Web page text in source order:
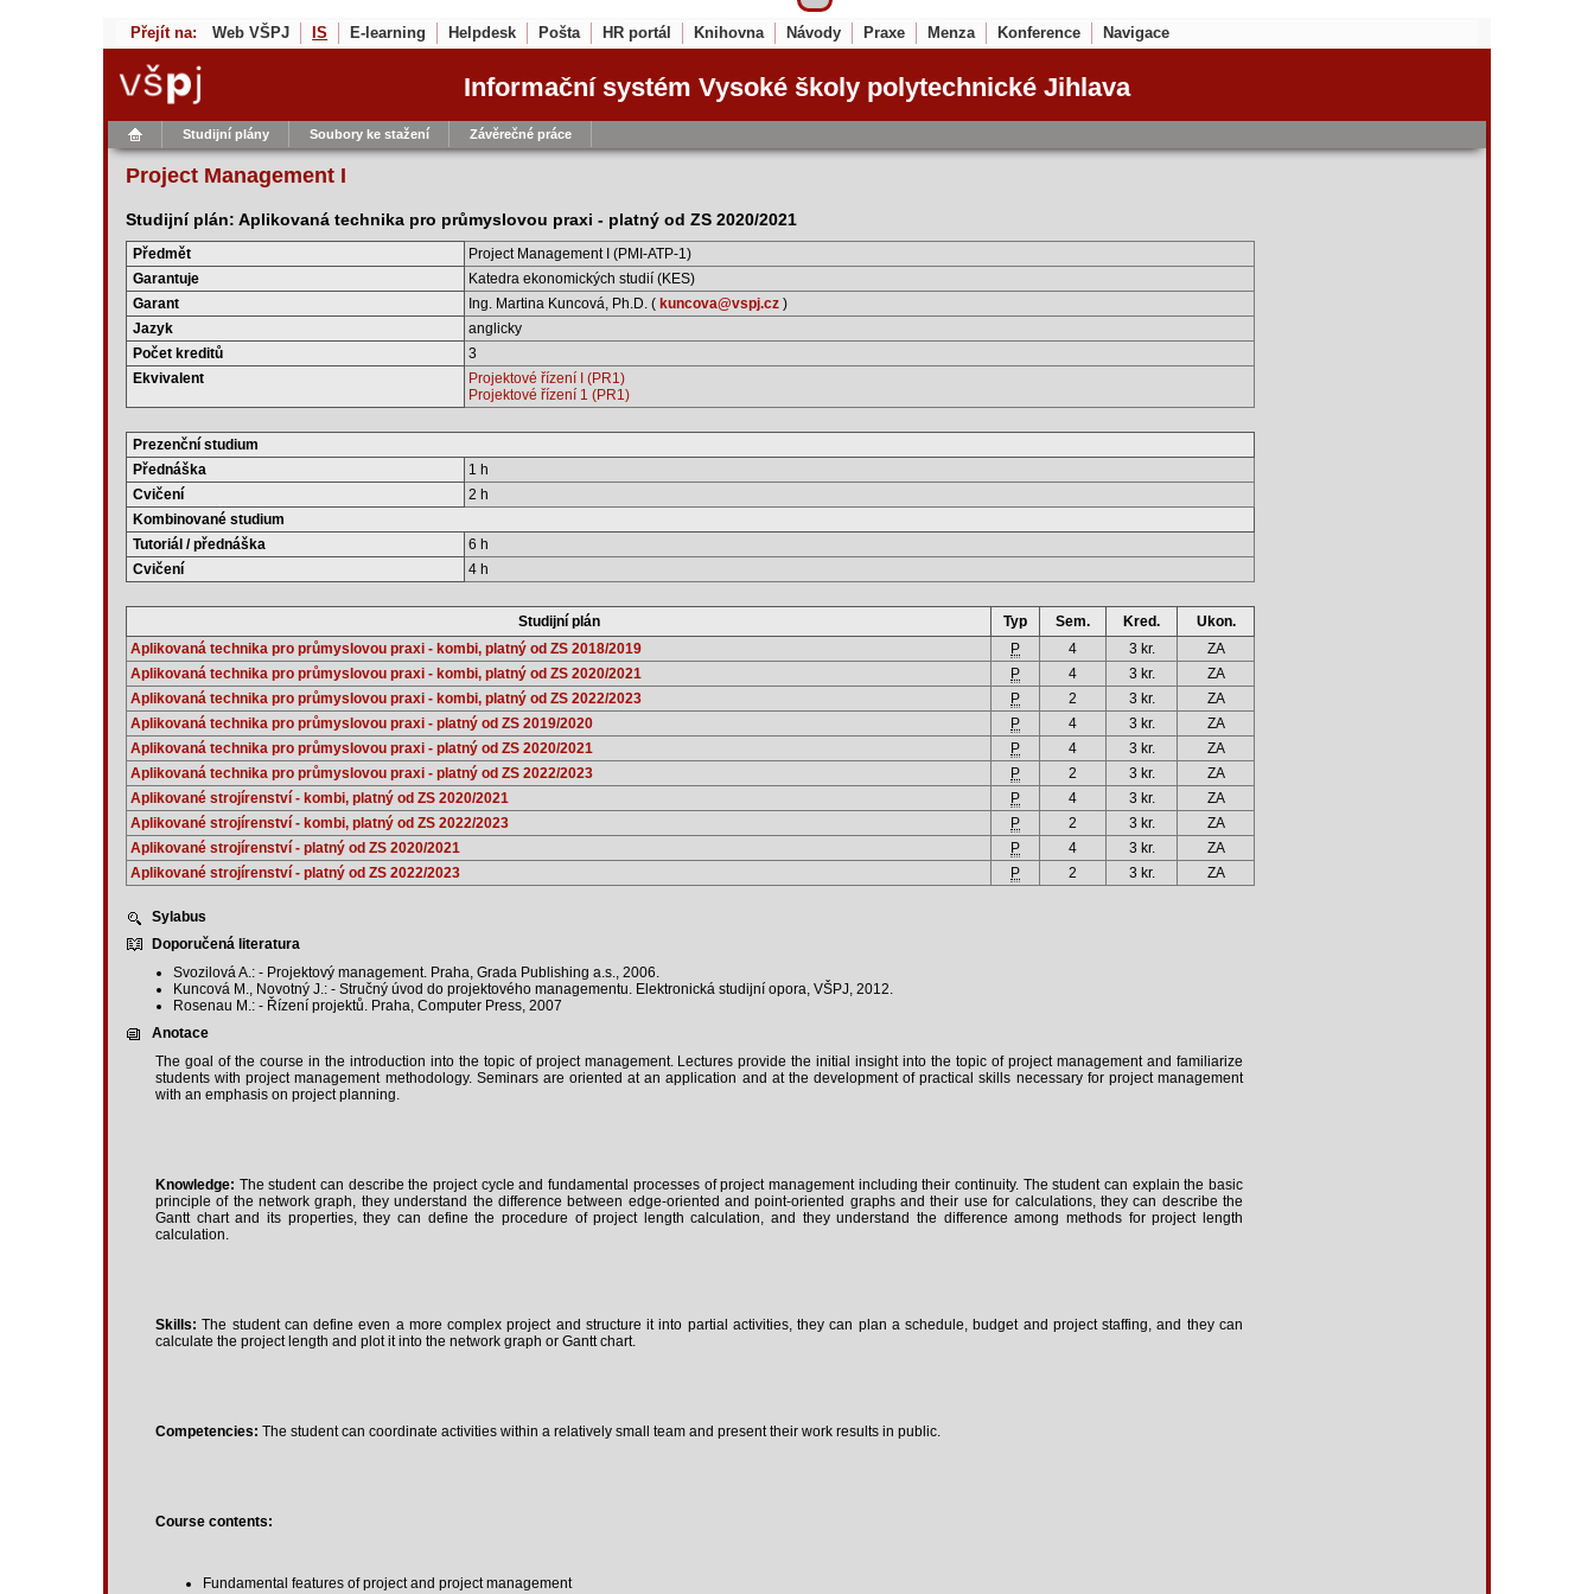
Přejít na: Web VŠPJ IS E-learning Helpdesk Pošta HR portál Knihovna Návody Praxe Menza Konference Navigace
Informační systém Vysoké školy polytechnické Jihlava
Studijní plány Soubory ke stažení Závěrečné práce
Project Management I
Studijní plán: Aplikovaná technika pro průmyslovou praxi - platný od ZS 2020/2021
Předmět
Project Management I (PMI-ATP-1)
Garantuje
Katedra ekonomických studií (KES)
Garant
Ing. Martina Kuncová, Ph.D. ( kuncova@vspj.cz )
Jazyk
anglicky
Počet kreditů
3
Ekvivalent
Projektové řízení I (PR1)
Projektové řízení 1 (PR1)
Prezenční studium
Přednáška
1 h
Cvičení
2 h
Kombinované studium
Tutoriál / přednáška
6 h
Cvičení
4 h
Studijní plán Typ Sem. Kred.
Ukon.
Aplikovaná technika pro průmyslovou praxi - kombi, platný od ZS 2018/2019
P 4 3 kr.
ZA
Aplikovaná technika pro průmyslovou praxi - kombi, platný od ZS 2020/2021
P 4 3 kr.
ZA
Aplikovaná technika pro průmyslovou praxi - kombi, platný od ZS 2022/2023
P 2 3 kr.
ZA
Aplikovaná technika pro průmyslovou praxi - platný od ZS 2019/2020
P 4 3 kr.
ZA
Aplikovaná technika pro průmyslovou praxi - platný od ZS 2020/2021
P 4 3 kr.
ZA
Aplikovaná technika pro průmyslovou praxi - platný od ZS 2022/2023
P 2 3 kr.
ZA
Aplikované strojírenství - kombi, platný od ZS 2020/2021
P 4 3 kr.
ZA
Aplikované strojírenství - kombi, platný od ZS 2022/2023
P 2 3 kr.
ZA
Aplikované strojírenství - platný od ZS 2020/2021
P 4 3 kr.
ZA
Aplikované strojírenství - platný od ZS 2022/2023
P 2 3 kr. ZA
Sylabus
Doporučená literatura
Svozilová A.: - Projektový management. Praha, Grada Publishing a.s., 2006.
Kuncová M., Novotný J.: - Stručný úvod do projektového managementu. Elektronická studijní opora, VŠPJ, 2012.
Rosenau M.: - Řízení projektů. Praha, Computer Press, 2007
Anotace
The goal of the course in the introduction into the topic of project management. Lectures provide the initial insight into the topic of project management and familiarize
students with project management methodology. Seminars are oriented at an application and at the development of practical skills necessary for project management
with an emphasis on project planning.
Knowledge: The student can describe the project cycle and fundamental processes of project management including their continuity. The student can explain the basic
principle of the network graph, they understand the difference between edge-oriented and point-oriented graphs and their use for calculations, they can describe the
Gantt chart and its properties, they can define the procedure of project length calculation, and they understand the difference among methods for project length
calculation.
Skills: The student can define even a more complex project and structure it into partial activities, they can plan a schedule, budget and project staffing, and they can
calculate the project length and plot it into the network graph or Gantt chart.
Competencies: The student can coordinate activities within a relatively small team and present their work results in public.
Course contents:
Fundamental features of project and project management